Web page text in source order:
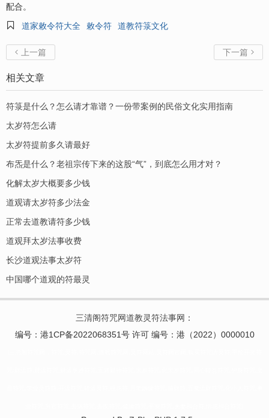
配合。

道家敕令符大全 敕令符 道教符箓文化
 上一篇 下一篇 
相关文章
符箓是什么？怎么请才靠谱？一份带案例的民俗文化实用指南
太岁符怎么请
太岁符提前多久请最好
布炁是什么？老祖宗传下来的这股“气”，到底怎么用才对？
化解太岁大概要多少钱
道观请太岁符多少法金
正常去道教请符多少钱
道观拜太岁法事收费
长沙道观法事太岁符
中国哪个道观的符最灵
三清阁符咒网道教灵符法事网 ：
编号：港1CP备2022068351号 许可 编号：港（2022）0000010